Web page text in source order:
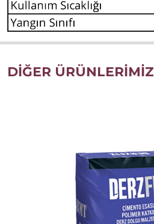
DİĞER ÜRÜNLERİMİZ